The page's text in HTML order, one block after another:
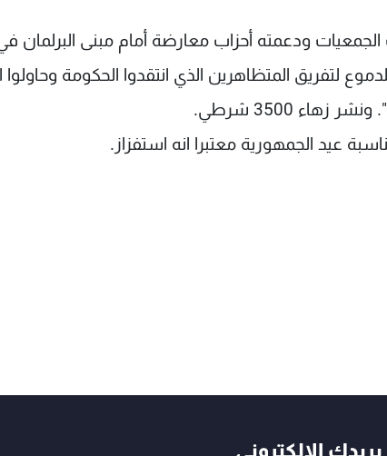
ودعمته أحزاب معارضة أمام مبنى البرلمان
لتفريق المتظاهرين الذي انتقدوا الحكومة وحاولوا
3500 شرطي.
عيد الجمهورية معتبرا انه استفزاز.
الالكتروني